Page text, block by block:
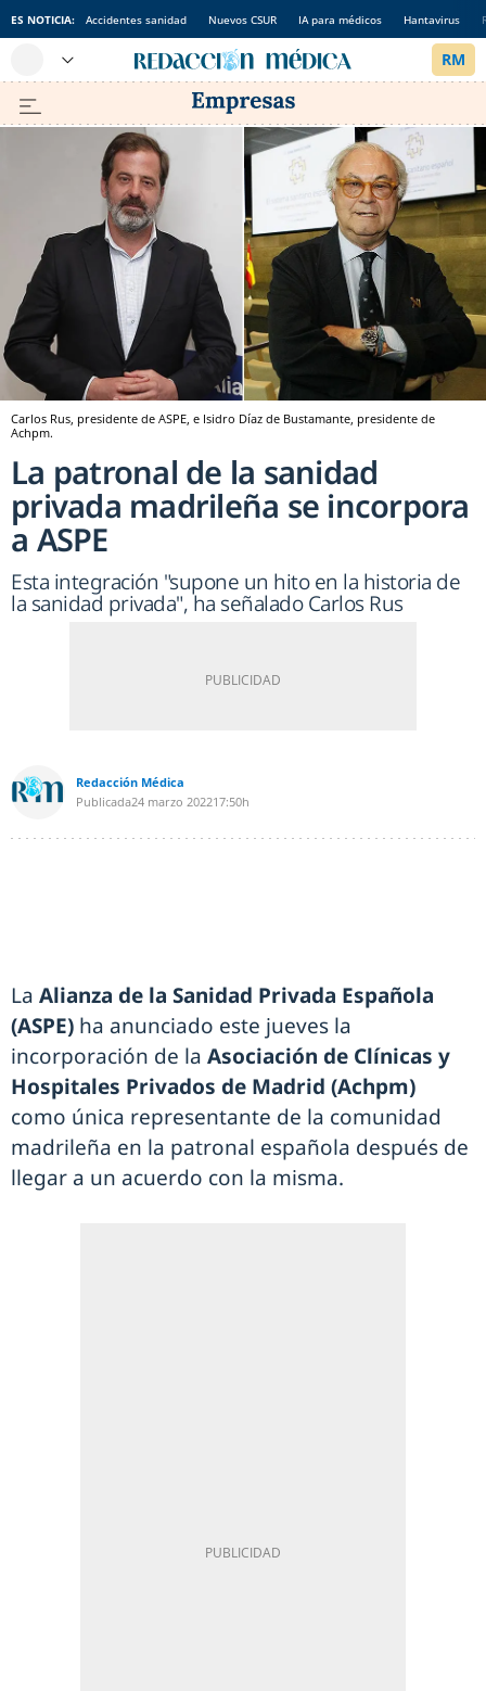
ES NOTICIA: Accidentes sanidad Nuevos CSUR IA para médicos Hantavirus
Carlos Rus, presidente de ASPE, e Isidro Díaz de Bustamante, presidente de
Achpm.
La patronal de la sanidad
privada madrileña se incorpora
a ASPE
Esta integración "supone un hito en la historia de
la sanidad privada", ha señalado Carlos Rus
Redacción Médica
Publicada24 marzo 202217:50h
La Alianza de la Sanidad Privada Española
(ASPE) ha anunciado este jueves la
incorporación de la Asociación de Clínicas y
Hospitales Privados de Madrid (Achpm)
como única representante de la comunidad
madrileña en la patronal española después de
llegar a un acuerdo con la misma.